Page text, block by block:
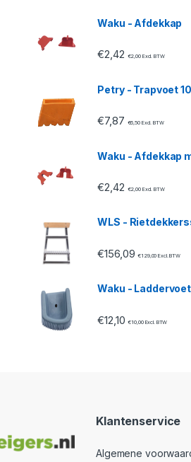
Waku - Afdekkap
€2,42 €2,00Excl. BTW
Petry - Trapvoet
€7,87 €6,50Excl. BTW
Waku - Afdekkap
€2,42 €2,00Excl. BTW
WLS -
€156,09 €129,00 Excl. BTW
Waku -
€12,10 €10,00Excl. BTW
Klantenservice
Algemene